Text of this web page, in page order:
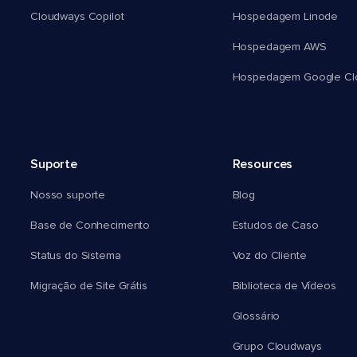
Cloudways Copilot Hospedagem Linode
Hospedagem AWS
Hospedagem Google
Suporte
Nosso suporte
Base de Conhecimento
Status do Sistema
Migração de Site Grátis
Resources
Blog
Estudos de Caso
Voz do Cliente
Biblioteca de Vídeos
Glossário
Grupo Cloudways